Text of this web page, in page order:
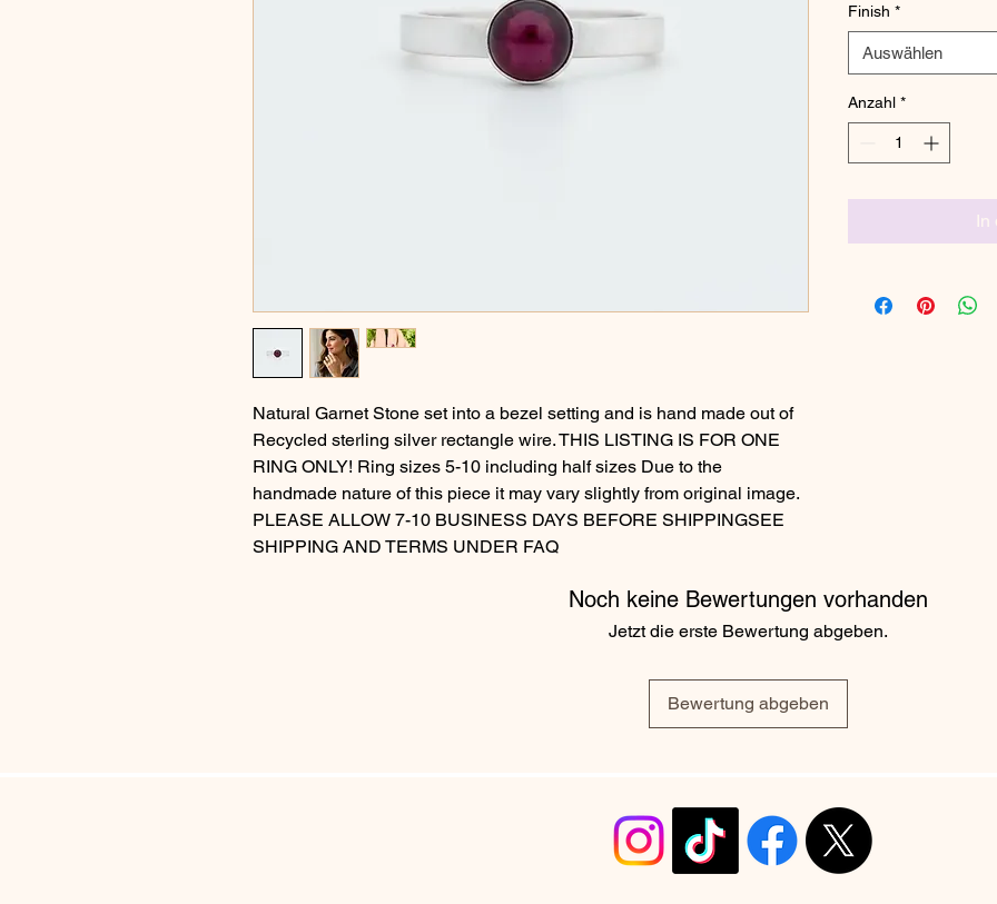
Natural Garnet Stone set into a bezel setting and is hand made out of
Recycled sterling silver rectangle wire. THIS LISTING IS FOR ONE
RING ONLY! Ring sizes 5-10 including half sizes Due to the
handmade nature of this piece it may vary slightly from original image.
PLEASE ALLOW 7-10 BUSINESS DAYS BEFORE SHIPPINGSEE
SHIPPING AND TERMS UNDER FAQ
Finish *
Auswählen
Anzahl *
In
Noch keine Bewertungen vorhanden
Jetzt die erste Bewertung abgeben.
Bewertung abgeben